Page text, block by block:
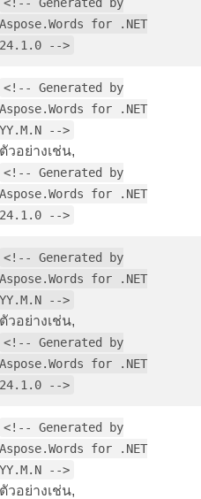
Aspose.Words for .NET
24.1.0 -->
<!-- Generated by
Aspose.Words for .NET
YY.M.N -->
ตัวอย่างเช่น,
<!-- Generated by
Aspose.Words for .NET
24.1.0 -->
<!-- Generated by
Aspose.Words for .NET
YY.M.N -->
ตัวอย่างเช่น,
<!-- Generated by
Aspose.Words for .NET
24.1.0 -->
<!-- Generated by
Aspose.Words for .NET
YY.M.N -->
ตัวอย่างเช่น,